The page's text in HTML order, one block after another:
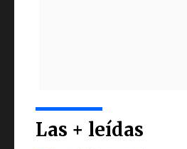
Las + leídas